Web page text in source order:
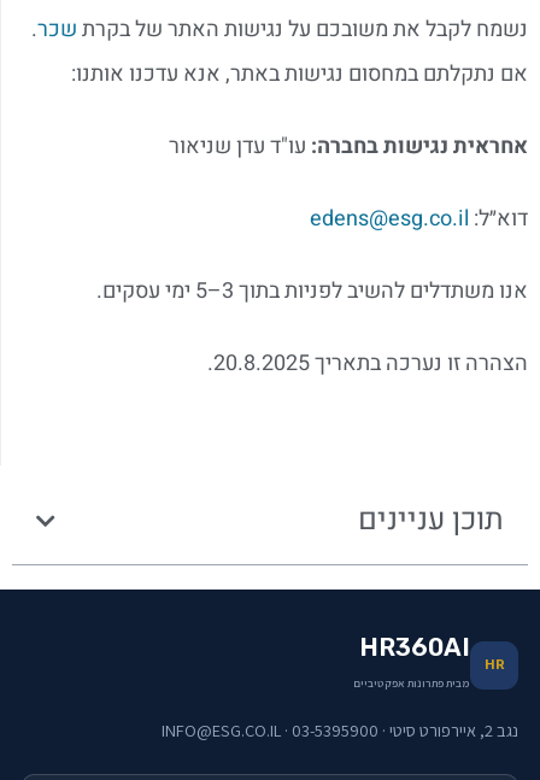
נשמח לקבל את משובכם על נגישות האתר של בקרתשכר.
אם נתקלתם במחסום נגישות באתר, אנא עדכנו אותנו:
אחראית נגישות בחברה:עו"ד עדן שניאור
דוא״ל:edens@esg.co.il
אנו משתדלים להשיב לפניות בתוך 3–5 ימי עסקים.
הצהרה זו נערכה בתאריך 20.8.2025.
תוכן עניינים
HR
HR360AI
מבית פתרונות אפקטיביים
נגב 2, איירפורט סיטי · 03-5395900 · INFO@ESG.CO.IL